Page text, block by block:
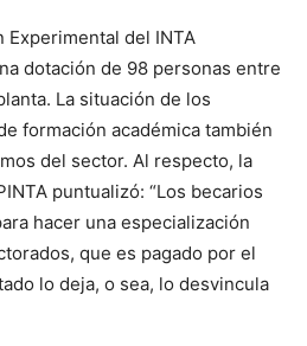
Experimental del INTA
dotación de 98 personas entre
La situación de los
formación académica también
del sector. Al respecto, la
puntualizó: “Los becarios
hacer una especialización
que es pagado por el
lo deja, o sea, lo desvincula